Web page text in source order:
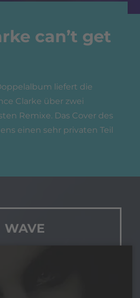
can’t get
liefert die
Clarke über zwei
Remixe. Das Cover des
einen sehr privaten Teil
WAVE